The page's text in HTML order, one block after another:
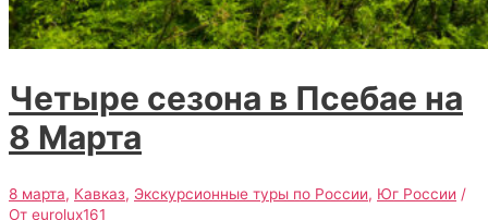
Четыре сезона в Псебае на
8 Марта
8 марта, Кавказ, Экскурсионные туры по России, Юг России /
От eurolux161